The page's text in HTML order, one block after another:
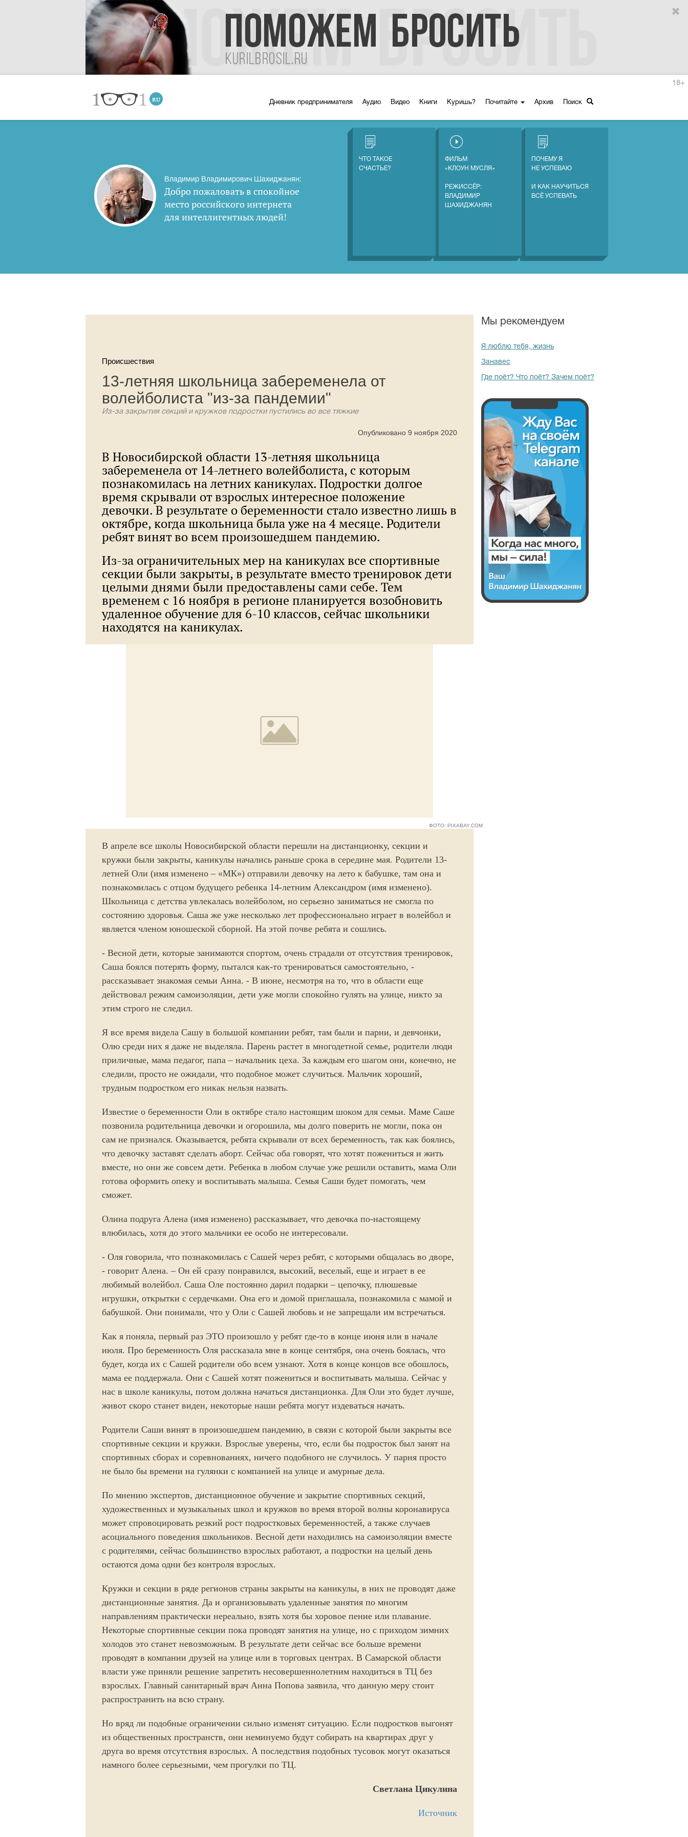
Дневник предпринимателя Аудио Видео Книги Куришь? Почитайте Архив Поиск
18+
Владимир Владимирович Шахиджанян:
Добро пожаловать в спокойное
место российского интернета
для интеллигентных людей!
ЧТО ТАКОЕ
СЧАСТЬЕ?
ФИЛЬМ
«КЛОУН МУСЛЯ»
РЕЖИССЁР:
ВЛАДИМИР
ШАХИДЖАНЯН
ПОЧЕМУ Я
НЕ УСПЕВАЮ
И КАК НАУЧИТЬСЯ
ВСЁ УСПЕВАТЬ
Происшествия
13-летняя школьница забеременела от
волейболиста "из-за пандемии"
Из-за закрытия секций и кружков подростки пустились во все тяжкие
Опубликовано 9 ноября 2020
В Новосибирской области 13-летняя школьница
забеременела от 14-летнего волейболиста, с которым
познакомилась на летних каникулах. Подростки долгое
время скрывали от взрослых интересное положение
девочки. В результате о беременности стало известно лишь в
октябре, когда школьница была уже на 4 месяце. Родители
ребят винят во всем произошедшем пандемию.
Из-за ограничительных мер на каникулах все спортивные
секции были закрыты, в результате вместо тренировок дети
целыми днями были предоставлены сами себе. Тем
временем с 16 ноября в регионе планируется возобновить
удаленное обучение для 6-10 классов, сейчас школьники
находятся на каникулах.
ФОТО: PIXABAY.COM
В апреле все школы Новосибирской области перешли на дистанционку, секции и
кружки были закрыты, каникулы начались раньше срока в середине мая. Родители 13-
летней Оли (имя изменено – «МК») отправили девочку на лето к бабушке, там она и
познакомилась с отцом будущего ребенка 14-летним Александром (имя изменено).
Школьница с детства увлекалась волейболом, но серьезно заниматься не смогла по
состоянию здоровья. Саша же уже несколько лет профессионально играет в волейбол и
является членом юношеской сборной. На этой почве ребята и сошлись.
- Весной дети, которые занимаются спортом, очень страдали от отсутствия тренировок,
Саша боялся потерять форму, пытался как-то тренироваться самостоятельно, -
рассказывает знакомая семьи Анна. - В июне, несмотря на то, что в области еще
действовал режим самоизоляции, дети уже могли спокойно гулять на улице, никто за
этим строго не следил.
Я все время видела Сашу в большой компании ребят, там были и парни, и девчонки,
Олю среди них я даже не выделяла. Парень растет в многодетной семье, родители люди
приличные, мама педагог, папа – начальник цеха. За каждым его шагом они, конечно, не
следили, просто не ожидали, что подобное может случиться. Мальчик хороший,
трудным подростком его никак нельзя назвать.
Известие о беременности Оли в октябре стало настоящим шоком для семьи. Маме Саше
позвонила родительница девочки и огорошила, мы долго поверить не могли, пока он
сам не признался. Оказывается, ребята скрывали от всех беременность, так как боялись,
что девочку заставят сделать аборт. Сейчас оба говорят, что хотят пожениться и жить
вместе, но они же совсем дети. Ребенка в любом случае уже решили оставить, мама Оли
готова оформить опеку и воспитывать малыша. Семья Саши будет помогать, чем
сможет.
Олина подруга Алена (имя изменено) рассказывает, что девочка по-настоящему
влюбилась, хотя до этого мальчики ее особо не интересовали.
- Оля говорила, что познакомилась с Сашей через ребят, с которыми общалась во дворе,
- говорит Алена. – Он ей сразу понравился, высокий, веселый, еще и играет в ее
любимый волейбол. Саша Оле постоянно дарил подарки – цепочку, плюшевые
игрушки, открытки с сердечками. Она его и домой приглашала, познакомила с мамой и
бабушкой. Они понимали, что у Оли с Сашей любовь и не запрещали им встречаться.
Как я поняла, первый раз ЭТО произошло у ребят где-то в конце июня или в начале
июля. Про беременность Оля рассказала мне в конце сентября, она очень боялась, что
будет, когда их с Сашей родители обо всем узнают. Хотя в конце концов все обошлось,
мама ее поддержала. Они с Сашей хотят пожениться и воспитывать малыша. Сейчас у
нас в школе каникулы, потом должна начаться дистанционка. Для Оли это будет лучше,
живот скоро станет виден, некоторые наши ребята могут издеваться начать.
Родители Саши винят в произошедшем пандемию, в связи с которой были закрыты все
спортивные секции и кружки. Взрослые уверены, что, если бы подросток был занят на
спортивных сборах и соревнованиях, ничего подобного не случилось. У парня просто
не было бы времени на гулянки с компанией на улице и амурные дела.
По мнению экспертов, дистанционное обучение и закрытие спортивных секций,
художественных и музыкальных школ и кружков во время второй волны коронавируса
может спровоцировать резкий рост подростковых беременностей, а также случаев
асоциального поведения школьников. Весной дети находились на самоизоляции вместе
с родителями, сейчас большинство взрослых работают, а подростки на целый день
остаются дома одни без контроля взрослых.
Кружки и секции в ряде регионов страны закрыты на каникулы, в них не проводят даже
дистанционные занятия. Да и организовывать удаленные занятия по многим
направлениям практически нереально, взять хотя бы хоровое пение или плавание.
Некоторые спортивные секции пока проводят занятия на улице, но с приходом зимних
холодов это станет невозможным. В результате дети сейчас все больше времени
проводят в компании друзей на улице или в торговых центрах. В Самарской области
власти уже приняли решение запретить несовершеннолетним находиться в ТЦ без
взрослых. Главный санитарный врач Анна Попова заявила, что данную меру стоит
распространить на всю страну.
Но вряд ли подобные ограничении сильно изменят ситуацию. Если подростков выгонят
из общественных пространств, они неминуемо будут собирать на квартирах друг у
друга во время отсутствия взрослых. А последствия подобных тусовок могут оказаться
намного более серьезными, чем прогулки по ТЦ.
Светлана Цикулина
Источник
Мы рекомендуем
Я люблю тебя, жизнь
Занавес
Где поёт? Что поёт? Зачем поёт?